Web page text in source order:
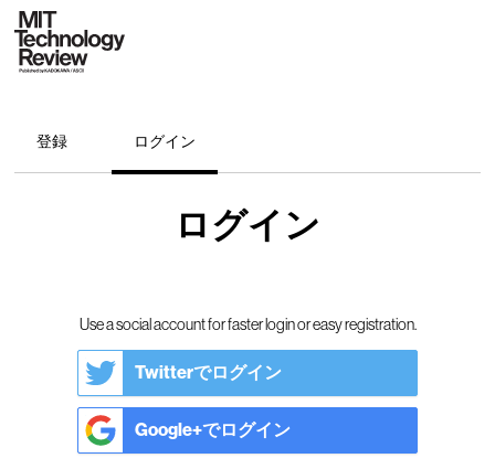
登録 ログイン
ログイン
Use a social account for faster login or easy registration.
Twitterでログイン
Google+でログイン